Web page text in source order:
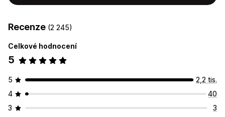
Recenze (2 245)
Celkové hodnocení
5
5
2,2 tis.
4
40
3
3